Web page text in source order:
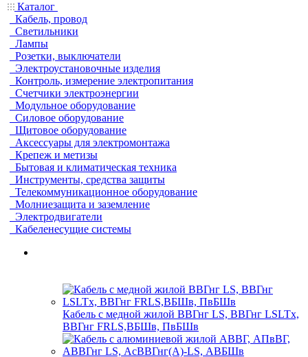
Каталог
Кабель, провод
Светильники
Лампы
Розетки, выключатели
Электроустановочные изделия
Контроль, измерение электропитания
Счетчики электроэнергии
Модульное оборудование
Силовое оборудование
Щитовое оборудование
Аксессуары для электромонтажа
Крепеж и метизы
Бытовая и климатическая техника
Инструменты, средства защиты
Телекоммуникационное оборудование
Молниезащита и заземление
Электродвигатели
Кабеленесущие системы
Кабель с медной жилой ВВГнг LS, ВВГнг LSLTx,
ВВГнг FRLS,ВБШв, ПвБШв